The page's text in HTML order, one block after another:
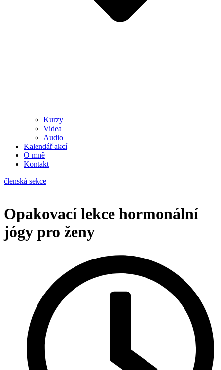
Kurzy
Videa
Audio
Kalendář akcí
O mně
Kontakt
členská sekce
Opakovací lekce hormonální
jógy pro ženy